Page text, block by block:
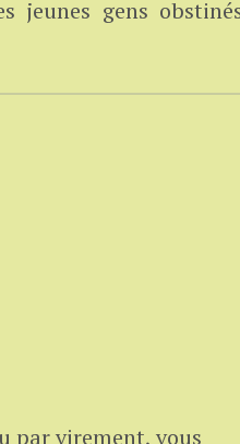
jeunes gens
par virement, vous